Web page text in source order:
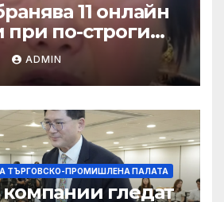
11 онлайн
при по-строги
ограничаване на
и
ADMIN
ТЪРГОВСКО-ПРОМИШЛЕНА ПАЛАТА
гледат